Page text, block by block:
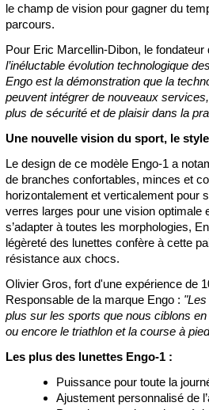
le champ de vision pour gagner du
parcours.
Pour Eric Marcellin-Dibon, le fondateur
l’inéluctable évolution technologique
Engo est la démonstration que la
peuvent intégrer de nouveaux
plus de sécurité et de plaisir dans la
Une nouvelle vision du sport, le
Le design de ce modèle Engo-1 a
de branches confortables, minces et
horizontalement et verticalement pour
verres larges pour une vision optimale
s’adapter à toutes les morphologies,
légèreté des lunettes confère à cette
résistance aux chocs.
Olivier Gros, fort d'une expérience de
Responsable de la marque Engo :
plus sur les sports que nous ciblons
ou encore le triathlon et la course à
Les plus des lunettes Engo-1 :
Puissance pour toute la
Ajustement personnalisé de